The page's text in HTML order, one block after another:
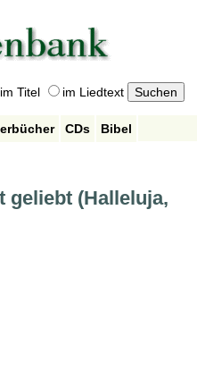
im Titel im Liedtext
CDs
Bibel
geliebt (Halleluja,